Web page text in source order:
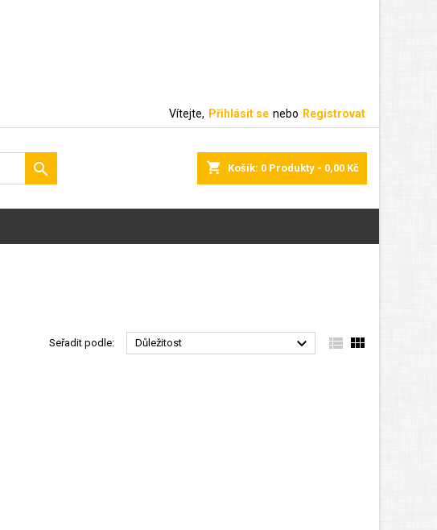
Vítejte, Přihlásit se nebo Registrovat
shopping_cart Košík: 0 Produkty - 0,00 Kč

Seřadit podle: Důležitost   